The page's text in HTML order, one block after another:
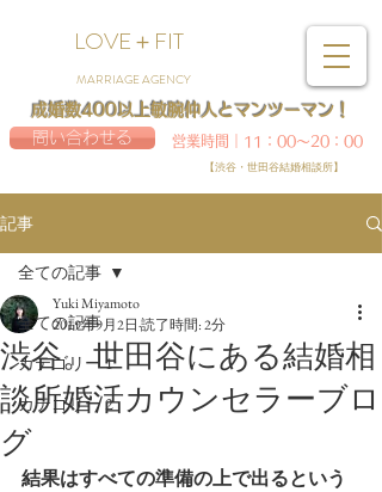
LOVE＋FIT
MARRIAGE AGENCY
問い合わせる
【渋谷・世田谷結婚相談所】
成婚数400以上敏腕仲人とマンツーマン！
営業時間｜11：00～20：00
記事
全ての記事
カテゴリー 1
カテゴリー 2
全ての記事
渋谷。世田谷にある結婚相
談所婚活カウンセラーブロ
グ
Yuki Miyamoto
2019年9月2日 読了時間: 2分
結果はすべての準備の上で出るという